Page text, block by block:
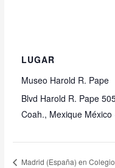
LUGAR
Museo Harold R. Pape
Blvd Harold R. Pape
Coah., Mexique México
Madrid (España) en Colegio